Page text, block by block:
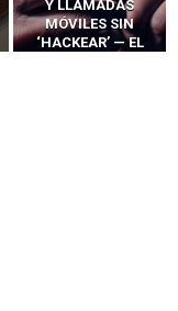
Y LLAMADAS
MÓVILES SIN
‘HACKEAR’ — EL